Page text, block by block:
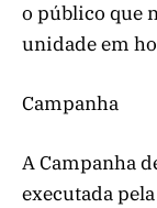
o público que
unidade em
Campanha
A Campanha
executada